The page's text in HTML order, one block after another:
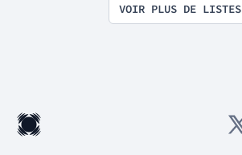
VOIR PLUS DE LISTES